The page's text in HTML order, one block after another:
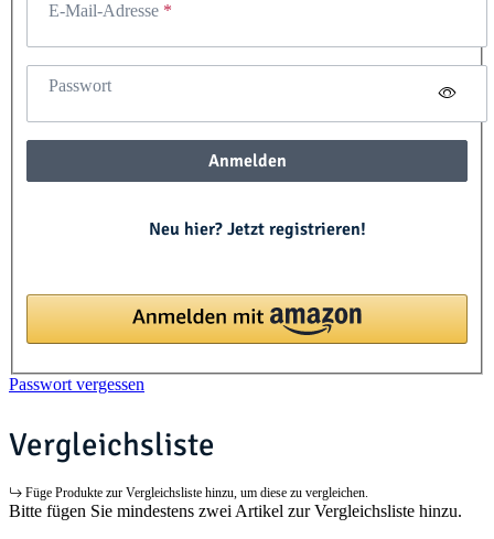
E-Mail-Adresse
Passwort
Anmelden
Neu hier? Jetzt registrieren!
Passwort vergessen
Vergleichsliste
Füge Produkte zur Vergleichsliste hinzu, um diese zu vergleichen.
Bitte fügen Sie mindestens zwei Artikel zur Vergleichsliste hinzu.